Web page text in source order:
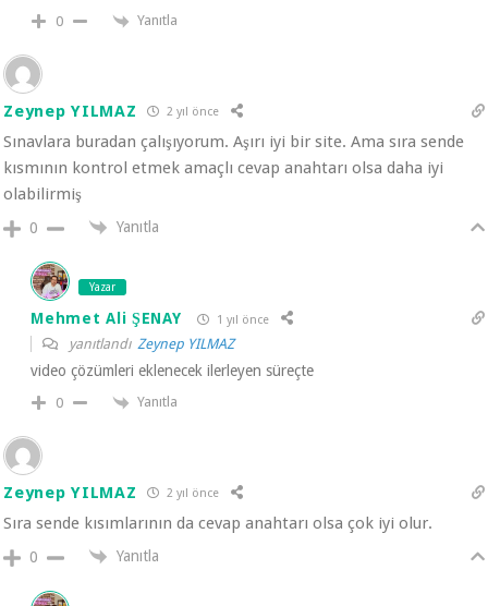
0 Yanıtla
Zeynep YILMAZ 2 yıl önce
Sınavlara buradan çalışıyorum. Aşırı iyi bir site. Ama sıra sende
kısmının kontrol etmek amaçlı cevap anahtarı olsa daha iyi
olabilirmiş
0 Yanıtla
Yazar
Mehmet Ali ŞENAY 1 yıl önce
yanıtlandıZeynep YILMAZ
video çözümleri eklenecek ilerleyen süreçte
0 Yanıtla
Zeynep YILMAZ 2 yıl önce
Sıra sende kısımlarının da cevap anahtarı olsa çok iyi olur.
0 Yanıtla